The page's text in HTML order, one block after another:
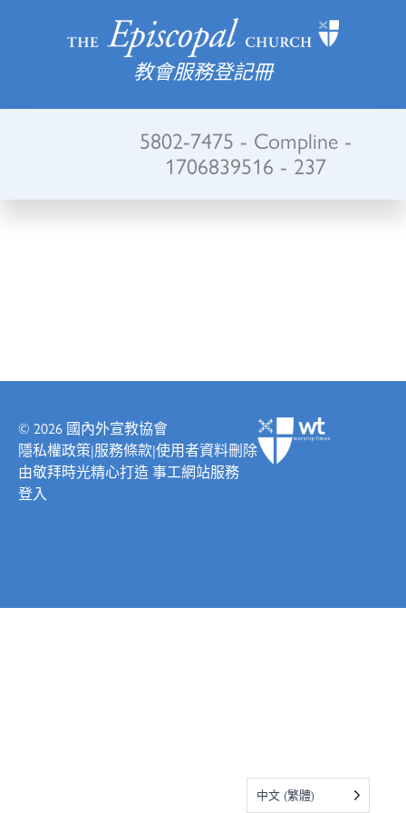
教會服務登記冊
5802-7475 - Compline -
1706839516 - 237
© 2026 國內外宣教協會
隱私權政策|服務條款|使用者資料刪除
由敬拜時光精心打造 事工網站服務
登入
中文 (繁體)